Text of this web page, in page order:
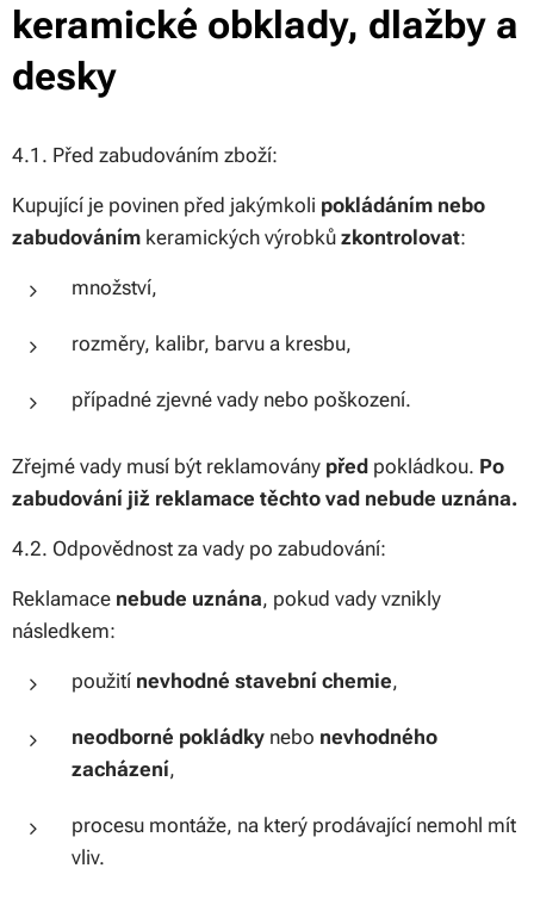
keramické obklady, dlažby a
desky
4.1. Před zabudováním zboží:
Kupující je povinen před jakýmkoli pokládáním nebo
zabudováním keramických výrobků zkontrolovat:
množství,
rozměry, kalibr, barvu a kresbu,
případné zjevné vady nebo poškození.
Zřejmé vady musí být reklamovány před pokládkou. Po
zabudování již reklamace těchto vad nebude uznána.
4.2. Odpovědnost za vady po zabudování:
Reklamace nebude uznána, pokud vady vznikly
následkem:
použití nevhodné stavební chemie,
neodborné pokládky nebo nevhodného
zacházení,
procesu montáže, na který prodávající nemohl mít
vliv.